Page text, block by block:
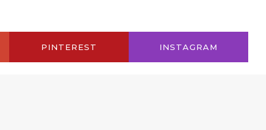
PINTEREST INSTAGRAM